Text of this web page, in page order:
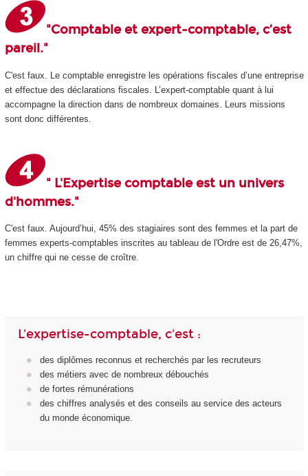
"Comptable et expert-comptable, c’est
pareil."
C'est faux. Le comptable enregistre les opérations fiscales d’une entreprise
et effectue des déclarations fiscales. L’expert-comptable quant à lui
accompagne la direction dans de nombreux domaines. Leurs missions
sont donc différentes.
" L'Expertise comptable est un univers
d'hommes."
C'est faux. Aujourd’hui, 45% des stagiaires sont des femmes et la part de
femmes experts-comptables inscrites au tableau de l'Ordre est de 26,47%,
un chiffre qui ne cesse de croître.
L'expertise-comptable, c'est :
des diplômes reconnus et recherchés par les recruteurs
des métiers avec de nombreux débouchés
de fortes rémunérations
des chiffres analysés et des conseils au service des acteurs
du monde économique.